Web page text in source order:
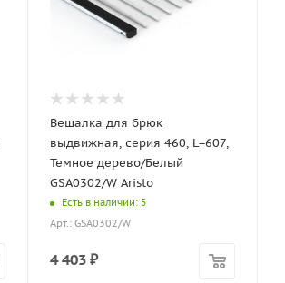
Вешалка для брюк
выдвижная, серия 460, L=607,
Темное дерево/Белый
GSA0302/W Aristo
Есть в наличии: 5
Арт.: GSA0302/W
4 403 ₽